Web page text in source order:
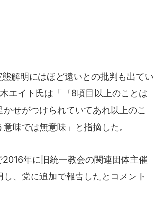
解明にはほど遠いとの批判も出てい
エイト氏は「『8項目以上のことは
せがつけられていてあれ以上のこ
味では無意味」と指摘した。
年に旧統一教会の関連団体主催
、党に追加で報告したとコメント